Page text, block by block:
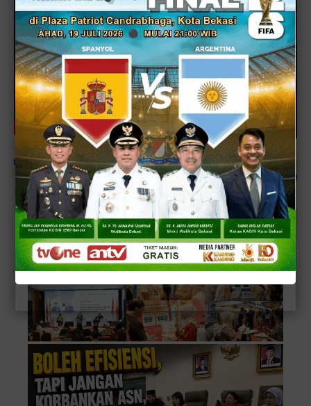
JABAR-OL EDITORIAL